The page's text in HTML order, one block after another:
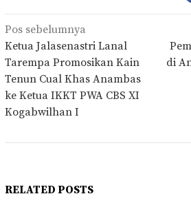
Navigasi
pos
Pos sebelumnya
Ketua Jalasenastri Lanal
Tarempa Promosikan Kain
Tenun Cual Khas Anambas
ke Ketua IKKT PWA CBS XI
Kogabwilhan I
di
RELATED POSTS